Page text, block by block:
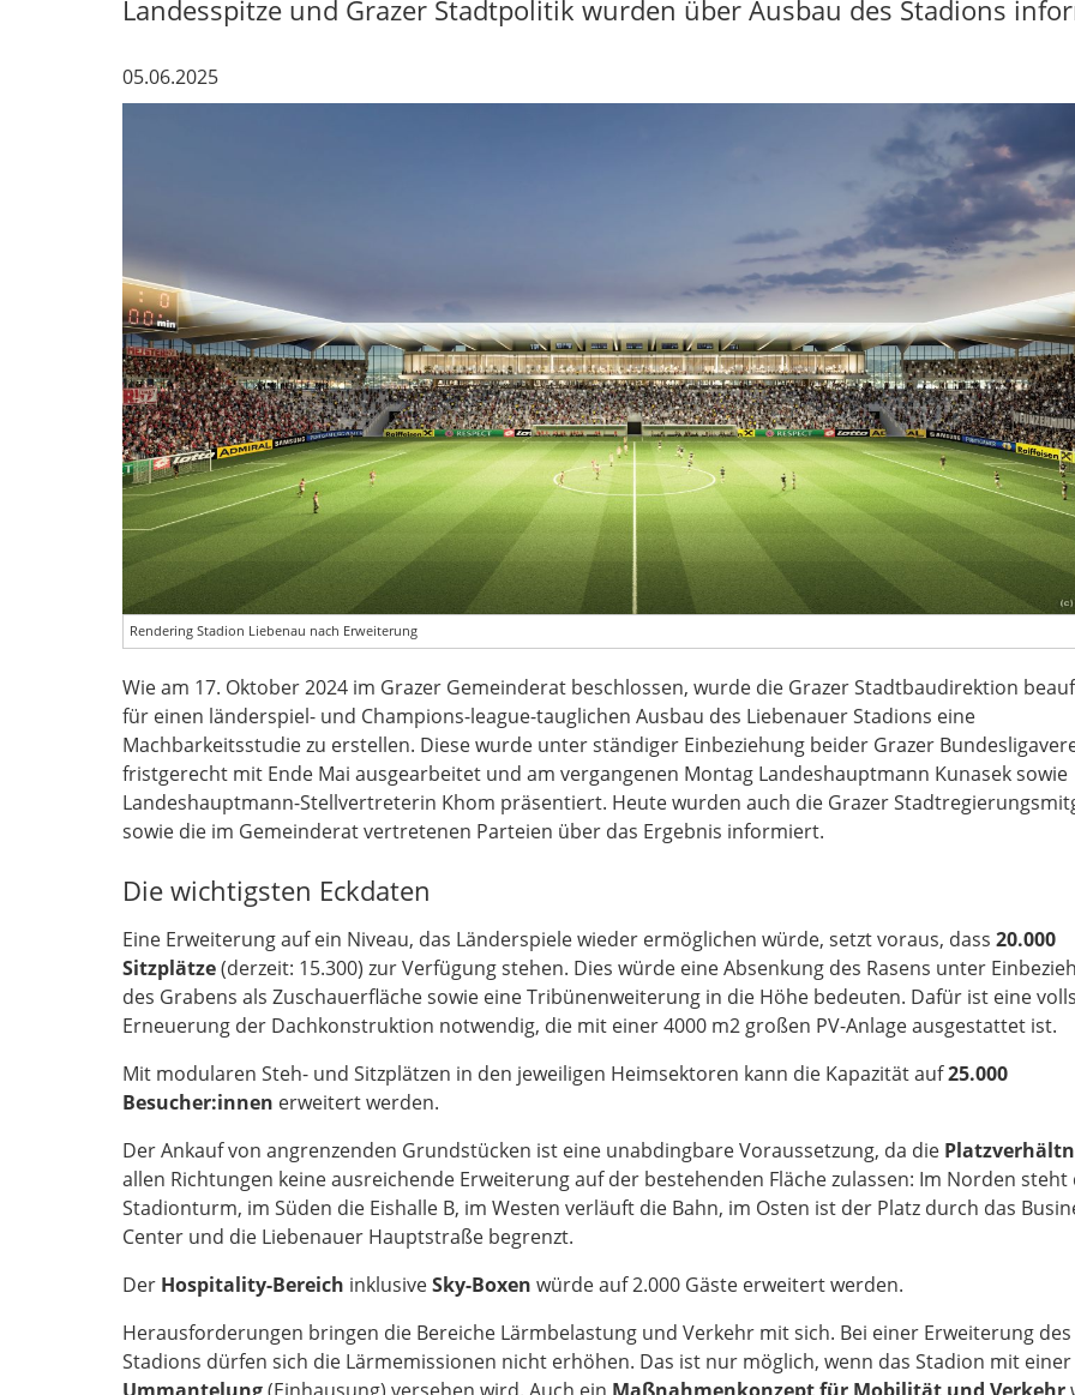
Landesspitze und Grazer Stadtpolitik wurden über Ausbau des Stadions
05.06.2025
Rendering Stadion Liebenau nach Erweiterung
Wie am 17. Oktober 2024 im Grazer Gemeinderat beschlossen, wurde die Grazer Stadtbaudirektion
für einen länderspiel- und Champions-league-tauglichen Ausbau des Liebenauer Stadions eine
Machbarkeitsstudie zu erstellen. Diese wurde unter ständiger Einbeziehung beider Grazer
fristgerecht mit Ende Mai ausgearbeitet und am vergangenen Montag Landeshauptmann Kunasek sowie
Landeshauptmann-Stellvertreterin Khom präsentiert. Heute wurden auch die Grazer
sowie die im Gemeinderat vertretenen Parteien über das Ergebnis informiert.
Die wichtigsten Eckdaten
Eine Erweiterung auf ein Niveau, das Länderspiele wieder ermöglichen würde, setzt voraus, dass 20.000
Sitzplätze(derzeit: 15.300) zur Verfügung stehen. Dies würde eine Absenkung des Rasens unter
des Grabens als Zuschauerfläche sowie eine Tribünenweiterung in die Höhe bedeuten. Dafür ist eine
Erneuerung der Dachkonstruktion notwendig, die mit einer 4000 m2 großen PV-Anlage ausgestattet ist.
Mit modularen Steh- und Sitzplätzen in den jeweiligen Heimsektoren kann die Kapazität auf25.000
Besucher:innen erweitert werden.
Der Ankauf von angrenzenden Grundstücken ist eine unabdingbare Voraussetzung, da die
allen Richtungen keine ausreichende Erweiterung auf der bestehenden Fläche zulassen: Im Norden steht
Stadionturm, im Süden die Eishalle B, im Westen verläuft die Bahn, im Osten ist der Platz durch das
Center und die Liebenauer Hauptstraße begrenzt.
Der Hospitality-Bereich inklusiveSky-Boxen würde auf 2.000 Gäste erweitert werden.
Herausforderungen bringen die Bereiche Lärmbelastung und Verkehr mit sich. Bei einer Erweiterung des
Stadions dürfen sich die Lärmemissionen nicht erhöhen. Das ist nur möglich, wenn das Stadion mit einer
Ummantelung(Einhausung) versehen wird. Auch ein Maßnahmenkonzept für Mobilität und Verkehr